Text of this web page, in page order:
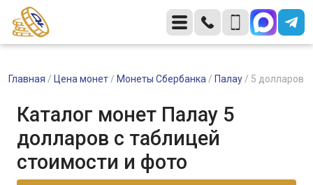
Главная / Цена монет / Монеты Сбербанка / Палау / 5 долларов
Каталог монет Палау 5
долларов с таблицей
стоимости и фото